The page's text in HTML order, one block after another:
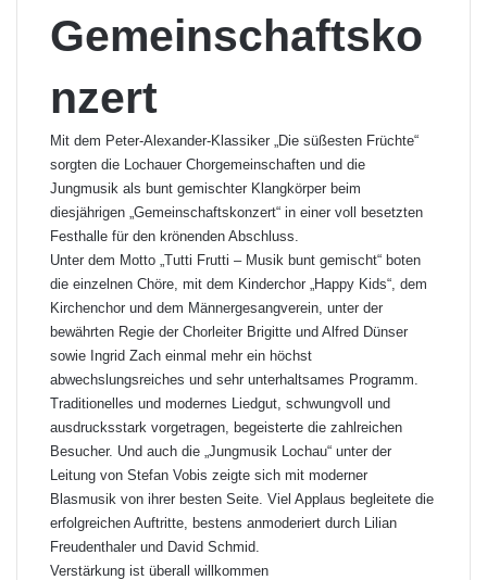
Gemeinschaftsko
nzert
Mit dem Peter-Alexander-Klassiker „Die süßesten Früchte“
sorgten die Lochauer Chorgemeinschaften und die
Jungmusik als bunt gemischter Klangkörper beim
diesjährigen „Gemeinschaftskonzert“ in einer voll besetzten
Festhalle für den krönenden Abschluss.
Unter dem Motto „Tutti Frutti – Musik bunt gemischt“ boten
die einzelnen Chöre, mit dem Kinderchor „Happy Kids“, dem
Kirchenchor und dem Männergesangverein, unter der
bewährten Regie der Chorleiter Brigitte und Alfred Dünser
sowie Ingrid Zach einmal mehr ein höchst
abwechslungsreiches und sehr unterhaltsames Programm.
Traditionelles und modernes Liedgut, schwungvoll und
ausdrucksstark vorgetragen, begeisterte die zahlreichen
Besucher. Und auch die „Jungmusik Lochau“ unter der
Leitung von Stefan Vobis zeigte sich mit moderner
Blasmusik von ihrer besten Seite. Viel Applaus begleitete die
erfolgreichen Auftritte, bestens anmoderiert durch Lilian
Freudenthaler und David Schmid.
Verstärkung ist überall willkommen